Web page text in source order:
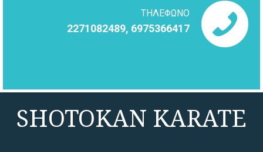
ΤΗΛΕΦΩΝΟ
2271082489, 6975366417
SHOTOKAN KARATE